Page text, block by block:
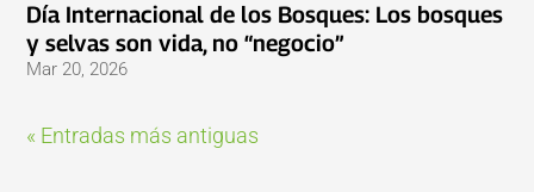
Día Internacional de los Bosques: Los bosques
y selvas son vida, no “negocio”
Mar 20, 2026
« Entradas más antiguas